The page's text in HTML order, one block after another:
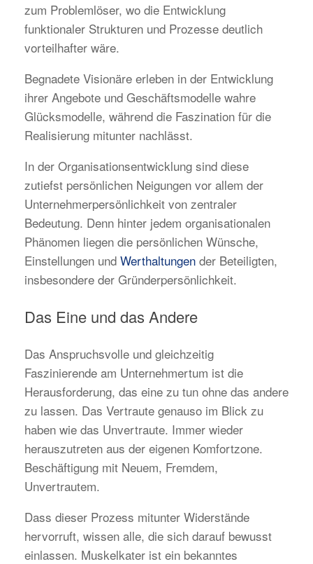
zum Problemlöser, wo die Entwicklung
funktionaler Strukturen und Prozesse deutlich
vorteilhafter wäre.
Begnadete Visionäre erleben in der Entwicklung
ihrer Angebote und Geschäftsmodelle wahre
Glücksmodelle, während die Faszination für die
Realisierung mitunter nachlässt.
In der Organisationsentwicklung sind diese
zutiefst persönlichen Neigungen vor allem der
Unternehmerpersönlichkeit von zentraler
Bedeutung. Denn hinter jedem organisationalen
Phänomen liegen die persönlichen Wünsche,
Einstellungen und Werthaltungen der Beteiligten,
insbesondere der Gründerpersönlichkeit.
Das Eine und das Andere
Das Anspruchsvolle und gleichzeitig
Faszinierende am Unternehmertum ist die
Herausforderung, das eine zu tun ohne das andere
zu lassen. Das Vertraute genauso im Blick zu
haben wie das Unvertraute. Immer wieder
herauszutreten aus der eigenen Komfortzone.
Beschäftigung mit Neuem, Fremdem,
Unvertrautem.
Dass dieser Prozess mitunter Widerstände
hervorruft, wissen alle, die sich darauf bewusst
einlassen. Muskelkater ist ein bekanntes